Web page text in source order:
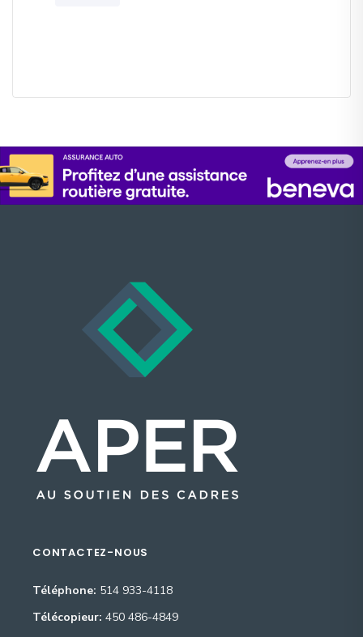
CONTACTEZ-NOUS
Téléphone: 514 933-4118
Télécopieur: 450 486-4849